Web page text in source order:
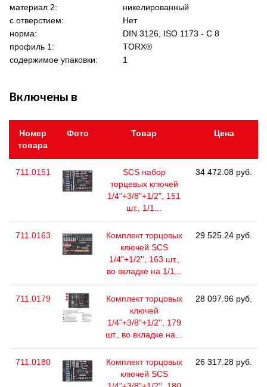
материал 2:
никелированный
с отверстием:
Нет
норма:
DIN 3126, ISO 1173 - C 8
профиль 1:
TORX®
содержимое упаковки:
1
Включены в
Номер
товара
Фото Товар Цена
711.0151
SCS набор
торцевых ключей
1/4"+3/8"+1/2", 151
шт., 1/1...
34 472.08 руб.
711.0163
Комплект торцовых
ключей SCS
1/4"+1/2'', 163 шт.,
во вкладке на 1/1...
29 525.24 руб.
711.0179
Комплект торцовых
ключей
1/4"+3/8"+1/2'', 179
шт., во вкладке на...
28 097.96 руб.
711.0180
Комплект торцовых
ключей SCS
26 317.28 руб.